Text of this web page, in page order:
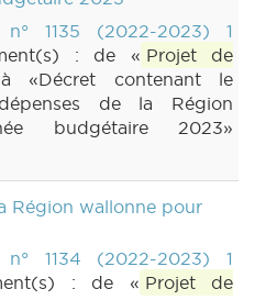
1135 (2022-2023) 1
: de « Projet de
«Décret contenant le
de la Région
budgétaire 2023»
Région wallonne pour
1134 (2022-2023) 1
: de « Projet de